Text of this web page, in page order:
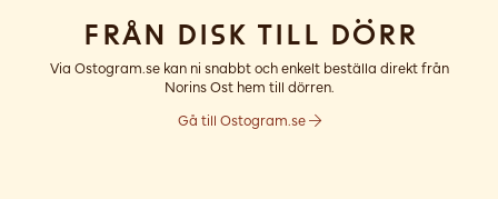
Från disk till dörr
Via Ostogram.se kan ni snabbt och enkelt beställa direkt från
Norins Ost hem till dörren.
Gå till Ostogram.se